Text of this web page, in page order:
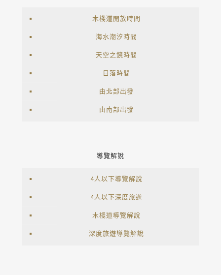
木棧道開放時間
海水潮汐時間
天空之鏡時間
日落時間
由北部出發
由南部出發
導覽解說
4人以下導覽解說
4人以下深度旅遊
木棧道導覽解說
深度旅遊導覽解說